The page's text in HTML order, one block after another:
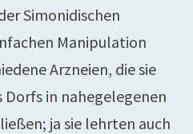
Simonidischen
Manipulation
Arzneien, die sie
Dorfs in nahegelegenen
ja sie lehrten auch